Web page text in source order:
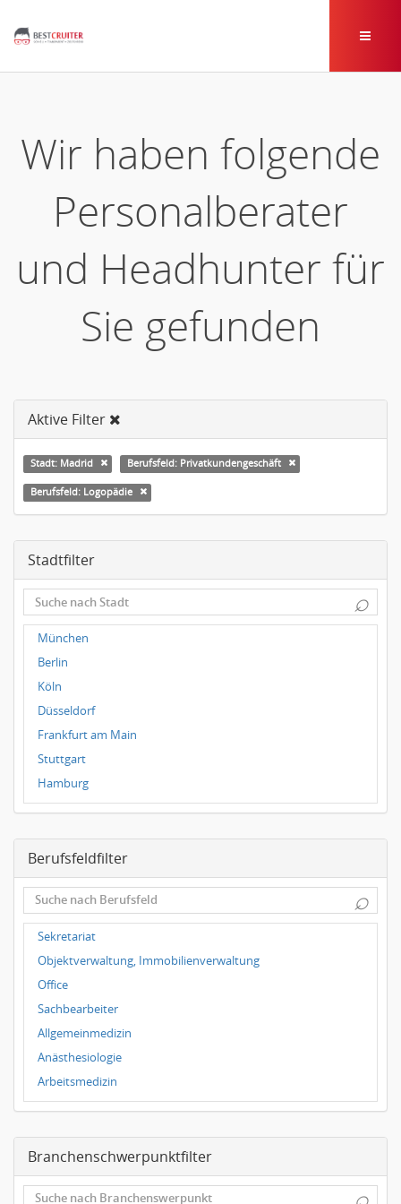
Wir haben folgende
Personalberater
und Headhunter für
Sie gefunden
Aktive Filter
Stadt: Madrid Berufsfeld: Privatkundengeschäft
Berufsfeld: Logopädie
Stadtfilter
⌕
München
Berlin
Köln
Düsseldorf
Frankfurt am Main
Stuttgart
Hamburg
Frankfurt
Magdeburg
Leipzig
Dortmund
Wuppertal
Hallbergmoos
Würzburg
Grünwald
Ulm
Bielefeld
Hannover
Duisburg
Berufsfeldfilter
⌕
Sekretariat
Objektverwaltung, Immobilienverwaltung
Office
Sachbearbeiter
Allgemeinmedizin
Anästhesiologie
Arbeitsmedizin
Augenheilkunde
Frauenheilkunde, Geburtshilfe
Hals-Nasen-Ohrenheilkunde
Branchenschwerpunktfilter